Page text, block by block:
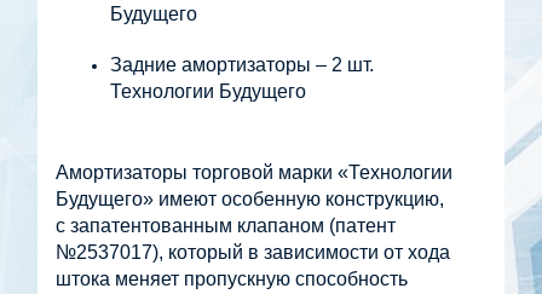
Будущего
Задние амортизаторы – 2 шт.
Технологии Будущего
Амортизаторы торговой марки «Технологии
Будущего» имеют особенную конструкцию,
с запатентованным клапаном (патент
№2537017), который в зависимости от хода
штока меняет пропускную способность